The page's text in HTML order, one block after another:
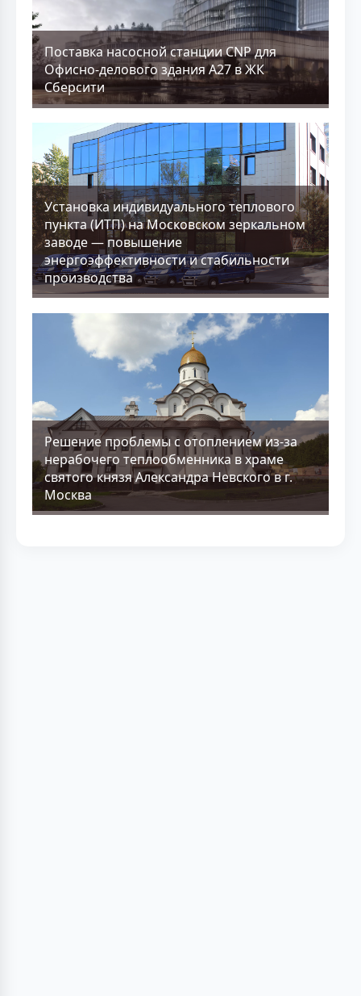
Поставка насосной станции CNP для
Офисно-делового здания А27 в ЖК
Сберсити
Установка индивидуального теплового
пункта (ИТП) на Московском зеркальном
заводе — повышение
энергоэффективности и стабильности
производства
Решение проблемы с отоплением из-за
нерабочего теплообменника в храме
святого князя Александра Невского в г.
Москва